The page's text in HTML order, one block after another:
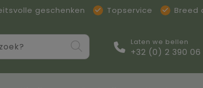
geschenken Topservice Breed
Laten we bellen
+32 (0) 2 390 06